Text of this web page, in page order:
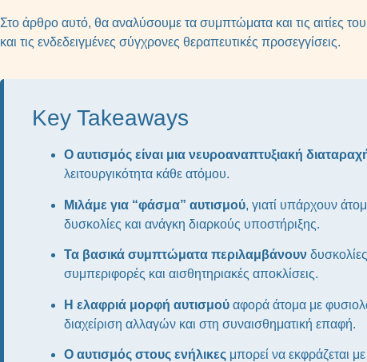
Στο άρθρο αυτό, θα αναλύσουμε τα συμπτώματα και τις αιτίες
και τις ενδεδειγμένες σύγχρονες θεραπευτικές προσεγγίσεις.
Key Takeaways
Ο αυτισμός είναι μια νευροαναπτυξιακή
λειτουργικότητα κάθε ατόμου.
Μιλάμε για “φάσμα” αυτισμού, γιατί υπάρχουν
δυσκολίες και ανάγκη διαρκούς υποστήριξης.
Τα βασικά συμπτώματα περιλαμβάνουν
συμπεριφορές και αισθητηριακές αποκλίσεις.
Η ελαφριά μορφή αυτισμού αφορά άτομα με
διαχείριση αλλαγών και στη συναισθηματική επαφή.
Ο αυτισμός στους ενήλικες μπορεί να εκφράζεται